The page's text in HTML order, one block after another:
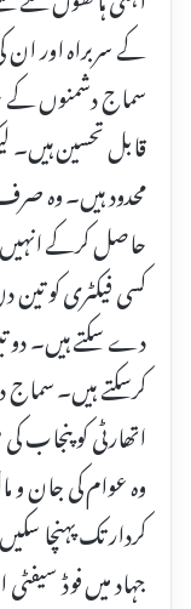
کے سربراہ اور ان
سماج دشمنوں کے
قابل تحسین
محدود ہیں۔ وہ
حاصل کرکے انہیں
کسی فیکٹری کو
دے سکتے ہیں۔ دو
کرسکتے ہیں۔ سماج
اتھارٹی کو پنجاب
وہ عوام کی جان و
کردار تک پہنچا
جہاد میں فوڈ